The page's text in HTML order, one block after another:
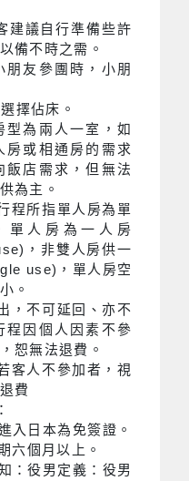
建議自行準備些許
備不時之需。
友參團時，小朋
擇佔床。
為兩人一室，如
房或相通房的需求
飯店需求，但無法
為主。
程所指單人房為單
單人房為一人房
，非雙人房供一
use)，單人房空
。
，不可延回、亦不
程因個人因素不參
恕無法退費。
客人不參加者，視
費
入日本為免簽證。
六個月以上。
：役男定義：役男